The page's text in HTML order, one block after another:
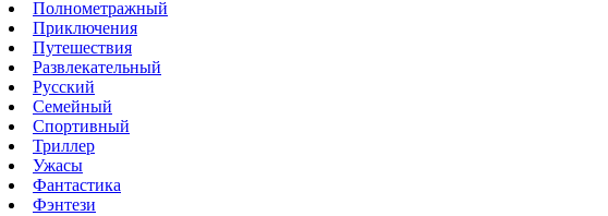
Полнометражный
Приключения
Путешествия
Развлекательный
Русский
Семейный
Спортивный
Триллер
Ужасы
Фантастика
Фэнтези